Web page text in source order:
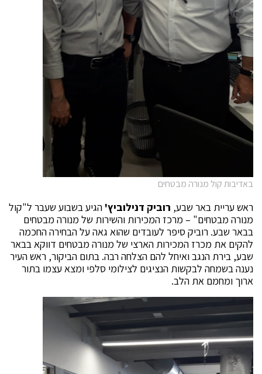
באדיבות קול מנורה מבטחים
ראש עריית באר שבע, רוביק דנילוביץ'הגיע בשבוע שעבר ל"קול
מנורה מבטחים" – מרכז המכירות והשירות של מנורה מבטחים
בבאר שבע. רוביק סיפר לעובדים שהוא גאה על הבחירה החכמה
להקים את מכרז המכירות הארצי של מנורה מבטחים דווקא בבאר
שבע, בירת הנגב ואיחל להם הצלחה רבה. בתום הביקור, ראש העיר
נענה בשמחה לבקשות הנציגים לצילומי סלפי ומצא עצמו בתור
ארוך ומחמם את הלב.